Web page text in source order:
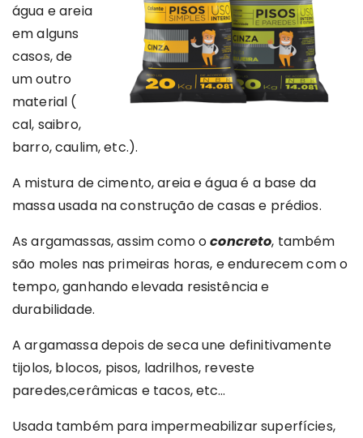
água e areia
em alguns
casos, de
um outro
material (
cal, saibro,
barro, caulim, etc.).
A mistura de cimento, areia e água é a base da
massa usada na construção de casas e prédios.
As argamassas, assim como oconcreto, também
são moles nas primeiras horas, e endurecem com o
tempo, ganhando elevada resistência e
durabilidade.
A argamassa depois de seca une definitivamente
tijolos, blocos, pisos, ladrilhos, reveste
paredes,cerâmicas e tacos, etc…
Usada também para impermeabilizar superfícies,